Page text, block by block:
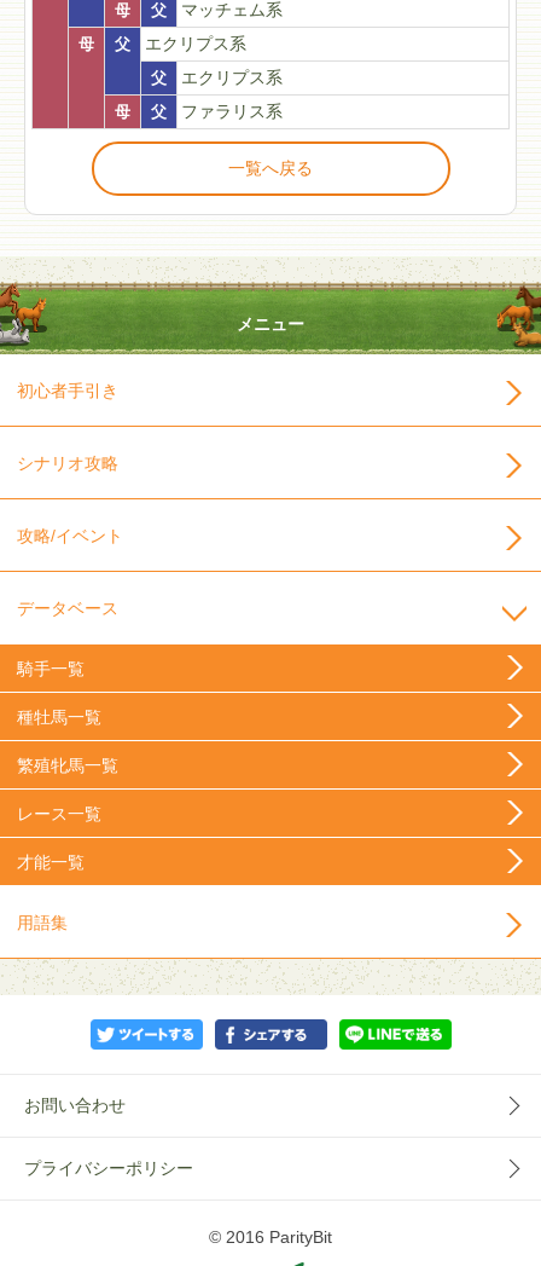
母
父
マッチェム系
母
父
エクリプス系
父
エクリプス系
母
父 ファラリス系
一覧へ戻る
メニュー
初心者手引き
シナリオ攻略
攻略/イベント
データベース
騎手一覧
種牡馬一覧
繁殖牝馬一覧
レース一覧
才能一覧
用語集
お問い合わせ
プライバシーポリシー
© 2016 ParityBit